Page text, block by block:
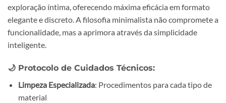
exploração íntima, oferecendo máxima eficácia em formato
elegante e discreto. A filosofia minimalista não compromete a
funcionalidade, mas a aprimora através da simplicidade
inteligente.
🌙 Protocolo de Cuidados Técnicos:
Limpeza Especializada: Procedimentos para cada tipo de
material